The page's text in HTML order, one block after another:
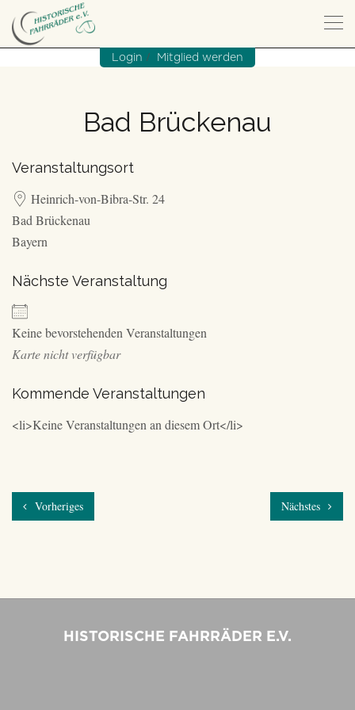
Login / Mitglied werden
Bad Brückenau
Veranstaltungsort
Heinrich-von-Bibra-Str. 24
Bad Brückenau
Bayern
Nächste Veranstaltung
Keine bevorstehenden Veranstaltungen
Karte nicht verfügbar
Kommende Veranstaltungen
<li>Keine Veranstaltungen an diesem Ort</li>
Vorheriges Nächstes
HISTORISCHE FAHRRÄDER E.V.